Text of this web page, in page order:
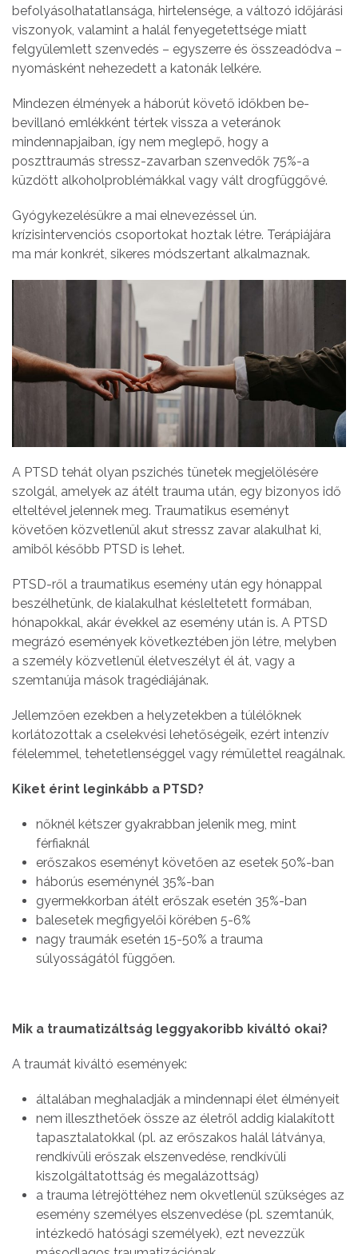
befolyásolhatatlansága, hirtelensége, a változó időjárási
viszonyok, valamint a halál fenyegetettsége miatt
felgyülemlett szenvedés – egyszerre és összeadódva –
nyomásként nehezedett a katonák lelkére.
Mindezen élmények a háborút követő időkben be-
bevillanó emlékként tértek vissza a veteránok
mindennapjaiban, így nem meglepő, hogy a
poszttraumás stressz-zavarban szenvedők 75%-a
küzdött alkoholproblémákkal vagy vált drogfüggővé.
Gyógykezelésükre a mai elnevezéssel ún.
krízisintervenciós csoportokat hoztak létre. Terápiájára
ma már konkrét, sikeres módszertant alkalmaznak.
A PTSD tehát olyan pszichés tünetek megjelölésére
szolgál, amelyek az átélt trauma után, egy bizonyos idő
elteltével jelennek meg. Traumatikus eseményt
követően közvetlenül akut stressz zavar alakulhat ki,
amiből később PTSD is lehet.
PTSD-ről a traumatikus esemény után egy hónappal
beszélhetünk, de kialakulhat késleltetett formában,
hónapokkal, akár évekkel az esemény után is. A PTSD
megrázó események következtében jön létre, melyben
a személy közvetlenül életveszélyt él át, vagy a
szemtanúja mások tragédiájának.
Jellemzően ezekben a helyzetekben a túlélőknek
korlátozottak a cselekvési lehetőségeik, ezért intenzív
félelemmel, tehetetlenséggel vagy rémülettel reagálnak.
Kiket érint leginkább a PTSD?
nőknél kétszer gyakrabban jelenik meg, mint
férfiaknál
erőszakos eseményt követően az esetek 50%-ban
háborús eseménynél 35%-ban
gyermekkorban átélt erőszak esetén 35%-ban
balesetek megfigyelői körében 5-6%
nagy traumák esetén 15-50% a trauma
súlyosságától függően.
Mik a traumatizáltság leggyakoribb kiváltó okai?
A traumát kiváltó események:
általában meghaladják a mindennapi élet élményeit
nem illeszthetőek össze az életről addig kialakított
tapasztalatokkal (pl. az erőszakos halál látványa,
rendkívüli erőszak elszenvedése, rendkívüli
kiszolgáltatottság és megalázottság)
a trauma létrejöttéhez nem okvetlenül szükséges az
esemény személyes elszenvedése (pl. szemtanúk,
intézkedő hatósági személyek), ezt nevezzük